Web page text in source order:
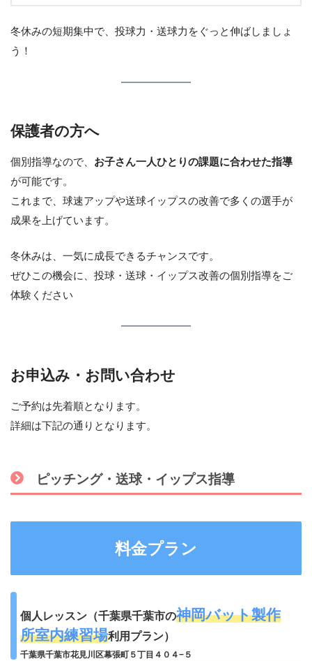
冬休みの短期集中で、投球力・送球力をぐっと伸ばしましょ
う！
保護者の方へ
個別指導なので、 お子さん一人ひとりの課題に合わせた指導
が可能です。
これまで、球速アップや送球イップスの改善で多くの選手が
成果を上げています。
冬休みは、一気に成長できるチャンスです。
ぜひこの機会に、投球・送球・イップス改善の個別指導をご
体験ください
お申込み・お問い合わせ
ご予約は先着順となります。
詳細は下記の通りとなります。
ピッチング・送球・イップス指導
料金プラン
個人レッスン（千葉県千葉市の神岡バット製作
所室内練習場利用プラン）
千葉県千葉市花見川区幕張町５丁目４０４−５